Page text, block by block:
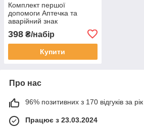
Комплект першої
допомоги Аптечка та
аварійний знак
398 ₴/набір
Купити
Про нас
96% позитивних з 170 відгуків за рік
Працює з 23.03.2024